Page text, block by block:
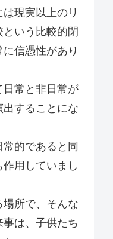
現実以上のリ
いう比較的閉
信憑性があり
日常と非日常が
することにな
的であると同
用していまし
所で、そんな
は、子供たち